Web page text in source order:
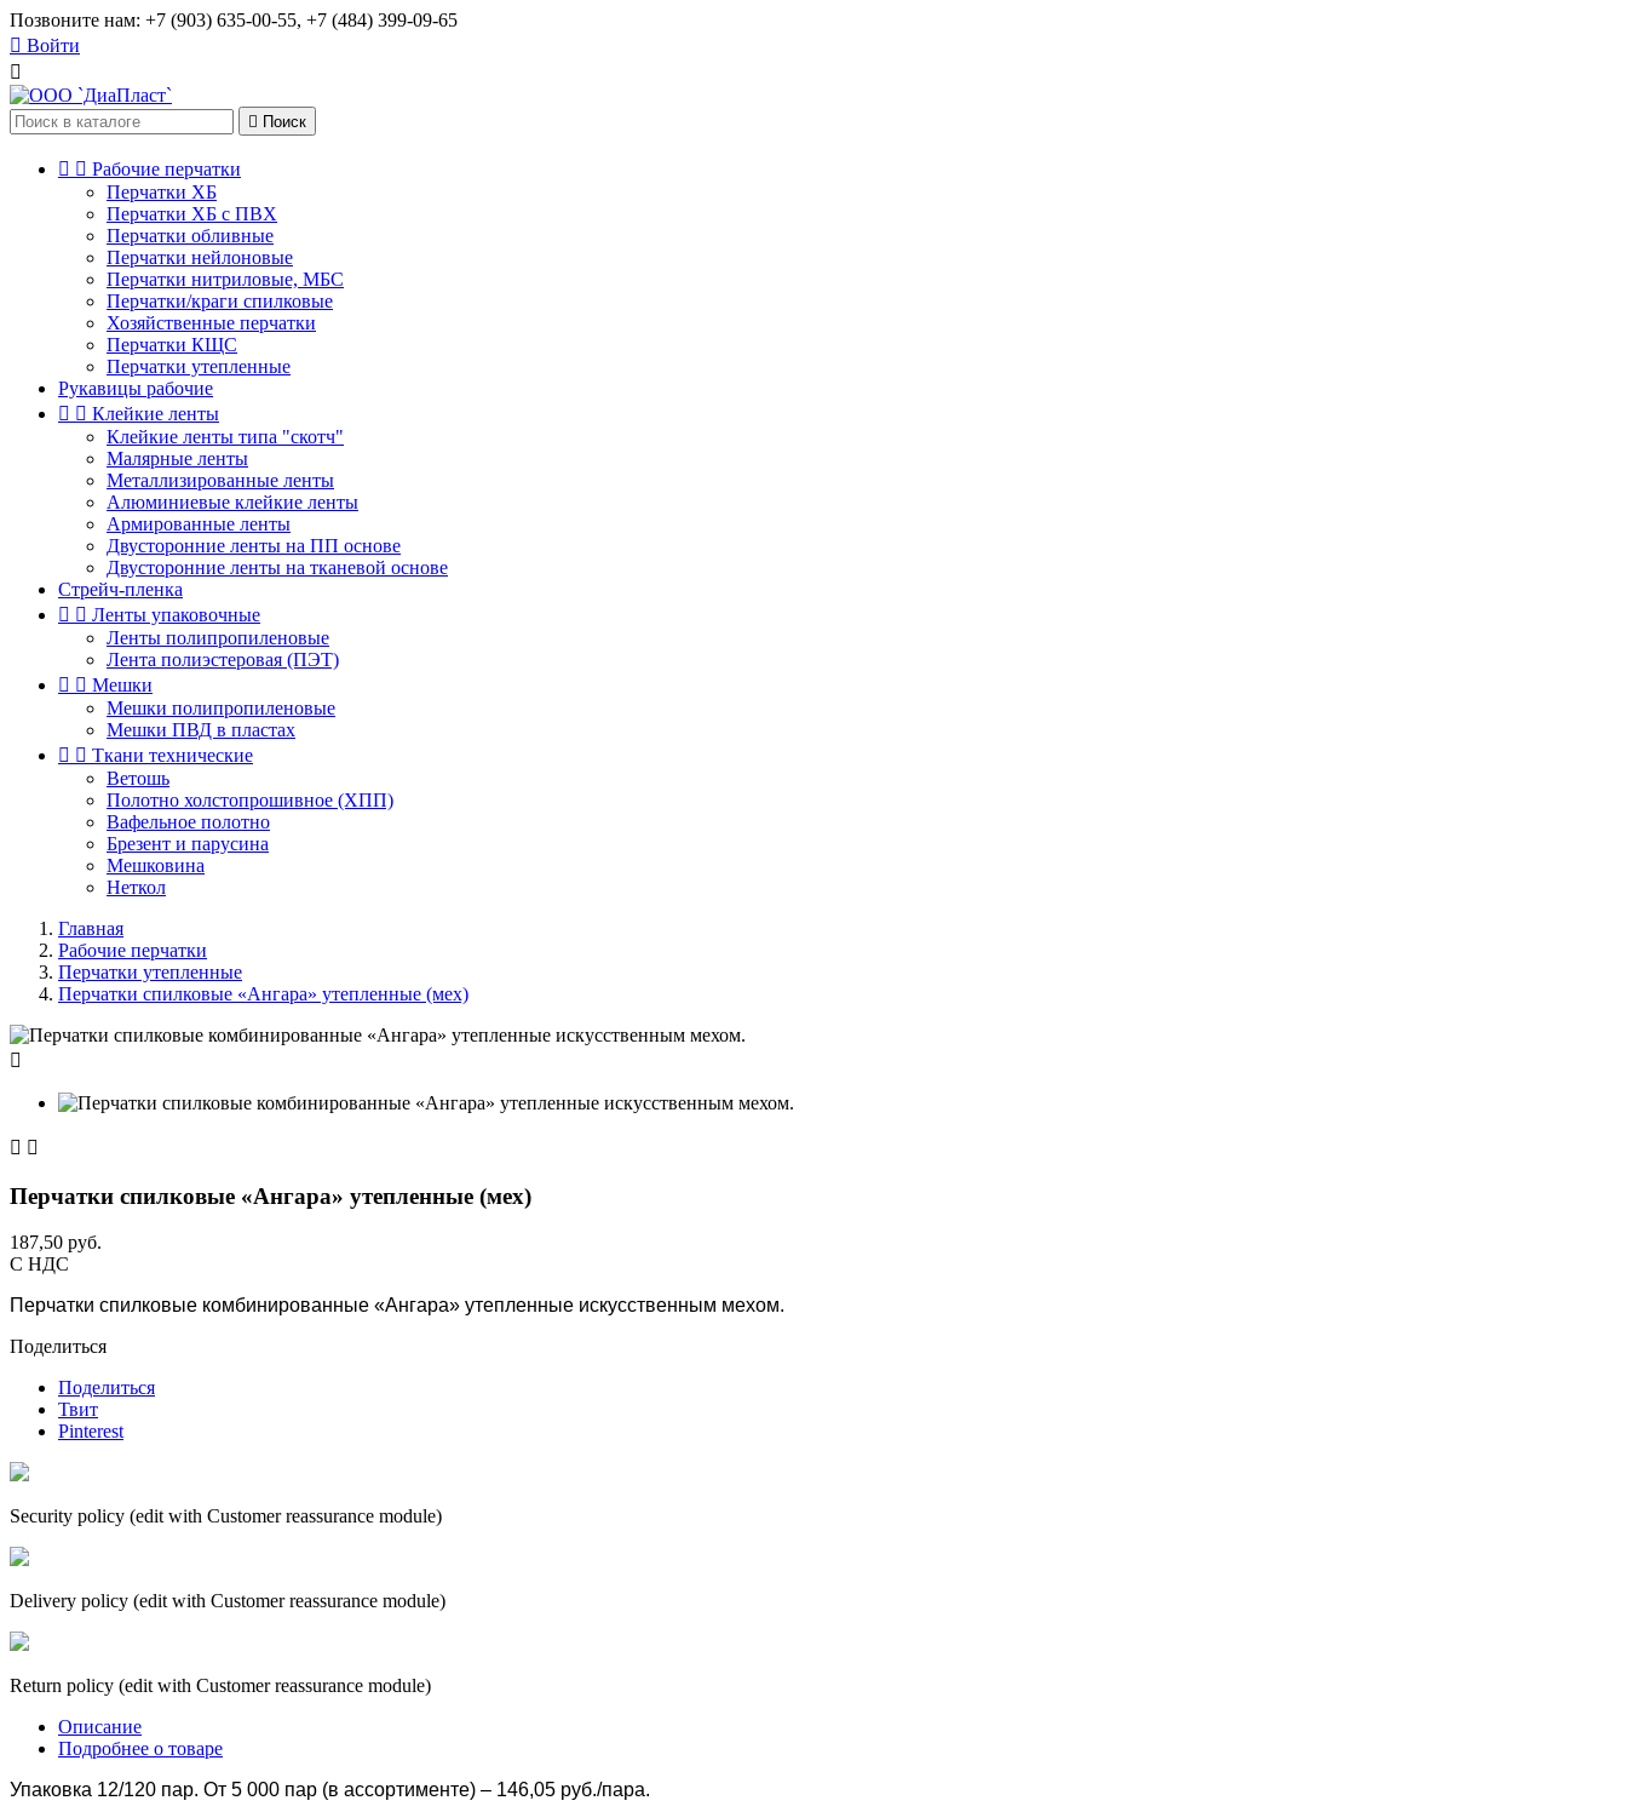
Позвоните нам: +7 (903) 635-00-55, +7 (484) 399-09-65
 Войти

 Поиск
  Рабочие перчатки
Перчатки ХБ
Перчатки ХБ с ПВХ
Перчатки обливные
Перчатки нейлоновые
Перчатки нитриловые, МБС
Перчатки/краги спилковые
Хозяйственные перчатки
Перчатки КЩС
Перчатки утепленные
Рукавицы рабочие
  Клейкие ленты
Клейкие ленты типа "скотч"
Малярные ленты
Металлизированные ленты
Алюминиевые клейкие ленты
Армированные ленты
Двусторонние ленты на ПП основе
Двусторонние ленты на тканевой основе
Стрейч-пленка
  Ленты упаковочные
Ленты полипропиленовые
Лента полиэстеровая (ПЭТ)
  Мешки
Мешки полипропиленовые
Мешки ПВД в пластах
  Ткани технические
Ветошь
Полотно холстопрошивное (ХПП)
Вафельное полотно
Брезент и парусина
Мешковина
Неткол
Главная
Рабочие перчатки
Перчатки утепленные
Перчатки спилковые «Ангара» утепленные (мех)

 
Перчатки спилковые «Ангара» утепленные (мех)
187,50 руб.
С НДС
Перчатки спилковые комбинированные «Ангара» утепленные искусственным мехом.
Поделиться
Поделиться
Твит
Pinterest
Security policy (edit with Customer reassurance module)
Delivery policy (edit with Customer reassurance module)
Return policy (edit with Customer reassurance module)
Описание
Подробнее о товаре
Упаковка 12/120 пар. От 5 000 пар (в ассортименте) – 146,05 руб./пара.